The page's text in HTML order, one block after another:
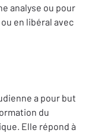
analyse ou pour
en libéral avec
a pour but
du
Elle répond à